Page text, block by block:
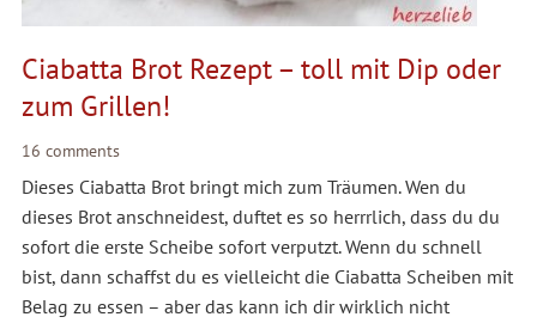
Ciabatta Brot Rezept – toll mit Dip oder
zum Grillen!
16 comments
Dieses Ciabatta Brot bringt mich zum Träumen. Wen du
dieses Brot anschneidest, duftet es so herrrlich, dass du du
sofort die erste Scheibe sofort verputzt. Wenn du schnell
bist, dann schaffst du es vielleicht die Ciabatta Scheiben mit
Belag zu essen – aber das kann ich dir wirklich nicht